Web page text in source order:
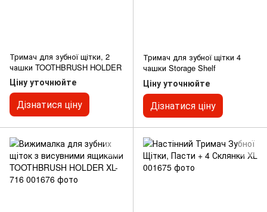
Тримач для зубної щітки, 2
чашки TOOTHBRUSH HOLDER
Ціну уточнюйте
Дізнатися ціну
Тримач для зубної щітки 4
чашки Storage Shelf
Ціну уточнюйте
Дізнатися ціну